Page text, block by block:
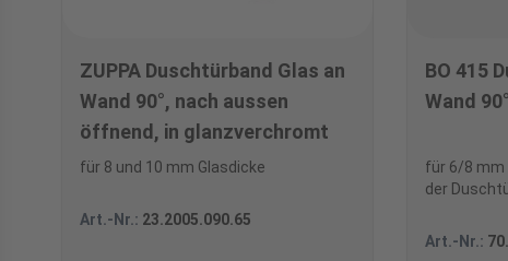
ZUPPA Duschtürband Glas an
Wand 90°, nach aussen
öffnend, in glanzverchromt
für 8 und 10 mm Glasdicke
Art.-Nr.: 23.2005.090.65
BO 415
Wand
für 6/8 mm
der
Art.-Nr.: